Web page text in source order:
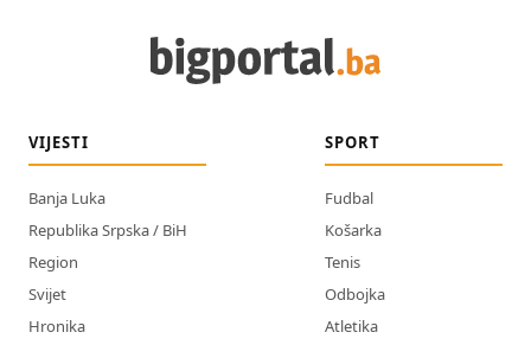
VIJESTI
Banja Luka
Republika Srpska / BiH
Region
Svijet
Hronika
SPORT
Fudbal
Košarka
Tenis
Odbojka
Atletika